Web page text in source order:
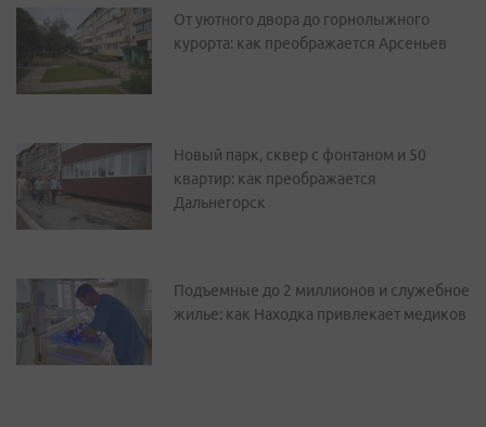
От уютного двора до горнолыжного
курорта: как преображается Арсеньев
Новый парк, сквер с фонтаном и 50
квартир: как преображается
Дальнегорск
Подъемные до 2 миллионов и служебное
жилье: как Находка привлекает медиков